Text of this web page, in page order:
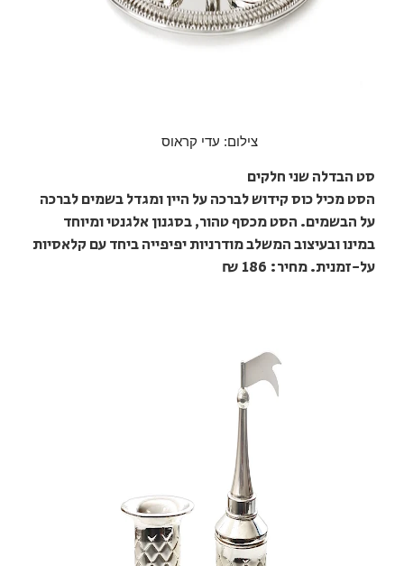
צילום: עדי קראוס
סט הבדלה שני חלקים
הסט מכיל כוס קידוש לברכה על היין ומגדל בשמים לברכה
על הבשמים. הסט מכסף טהור, בסגנון אלגנטי ומיוחד
במינו ובעיצוב המשלב מודרניות יפיפייה ביחד עם קלאסיות
על-זמנית. מחיר: 186 ₪